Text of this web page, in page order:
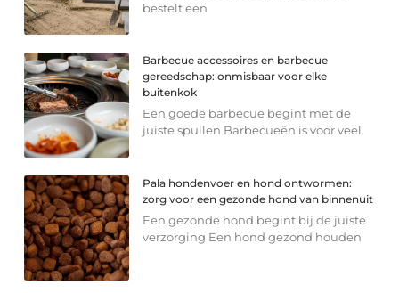
bestelt een
Barbecue accessoires en barbecue
gereedschap: onmisbaar voor elke
buitenkok
Een goede barbecue begint met de
juiste spullen Barbecueën is voor veel
Pala hondenvoer en hond ontwormen:
zorg voor een gezonde hond van binnenuit
Een gezonde hond begint bij de juiste
verzorging Een hond gezond houden